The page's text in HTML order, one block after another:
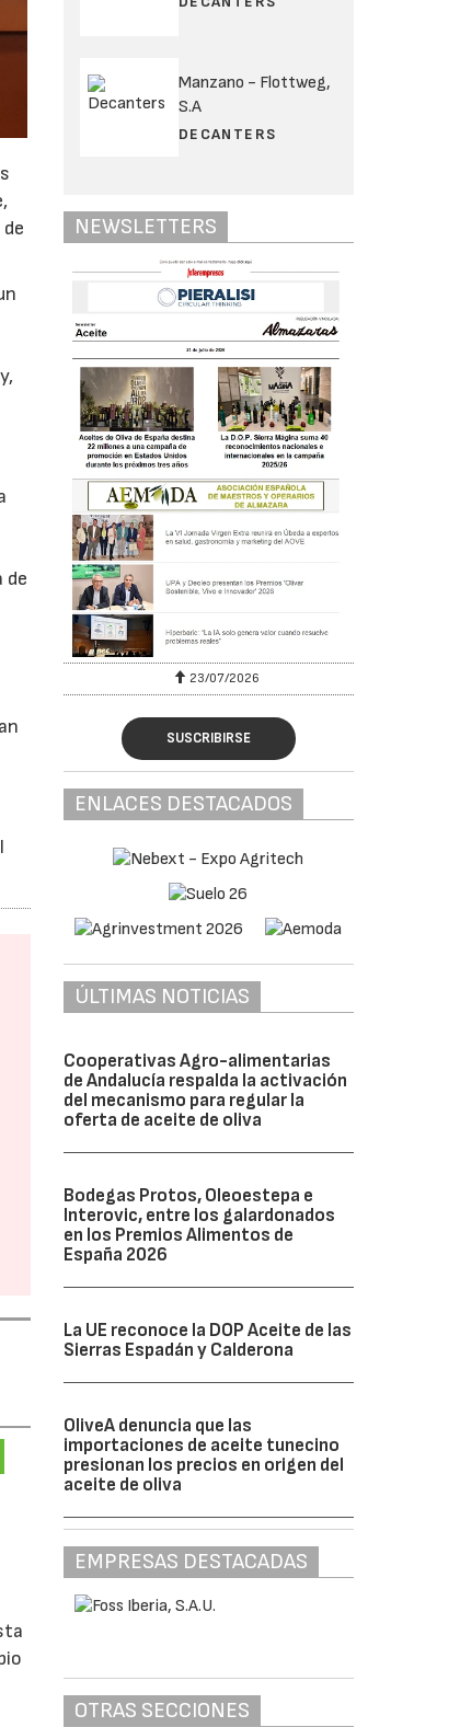
de
Manzano - Flottweg,
S.A
DECANTERS
NEWSLETTERS
23/07/2026
SUSCRIBIRSE
ENLACES DESTACADOS
ÚLTIMAS NOTICIAS
Cooperativas Agro-alimentarias
de Andalucía respalda la activación
del mecanismo para regular la
oferta de aceite de oliva
Bodegas Protos, Oleoestepa e
Interovic, entre los galardonados
en los Premios Alimentos de
España 2026
La UE reconoce la DOP Aceite de las
Sierras Espadán y Calderona
OliveA denuncia que las
importaciones de aceite tunecino
presionan los precios en origen del
aceite de oliva
EMPRESAS DESTACADAS
OTRAS SECCIONES